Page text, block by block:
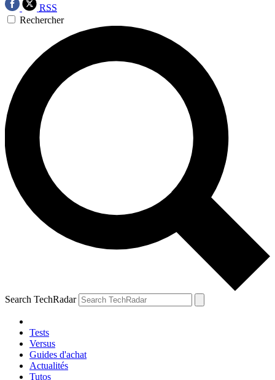
RSS
Rechercher
Search TechRadar
Tests
Versus
Guides d'achat
Actualités
Tutos